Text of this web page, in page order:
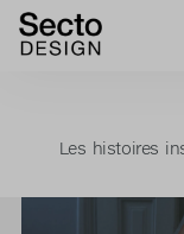
Les histoires